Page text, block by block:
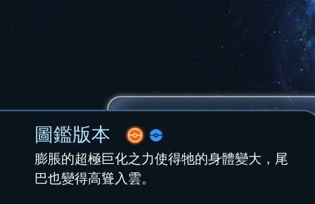
圖鑑版本
膨脹的超極巨化之力使得牠的身體變大，尾
巴也變得高聳入雲。